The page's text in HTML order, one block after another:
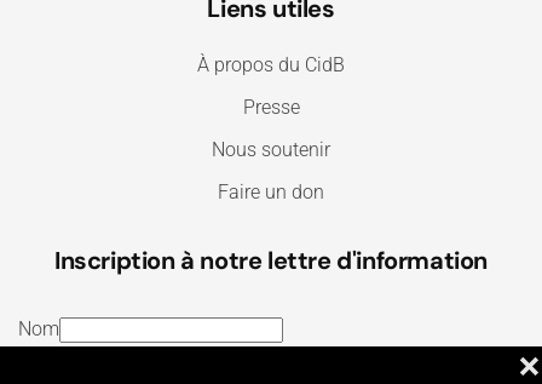
❌
Liens utiles
À propos du CidB
Presse
Nous soutenir
Faire un don
Inscription à notre lettre d'information
Nom